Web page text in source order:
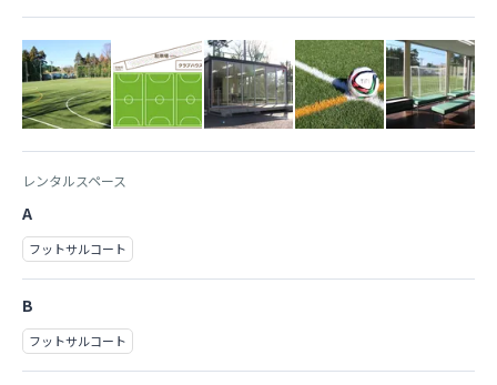
レンタルスペース
A
フットサルコート
B
フットサルコート